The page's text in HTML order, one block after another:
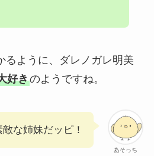
るように、ダレノガレ明美
好きのようですね。
あそっち
敵な姉妹だッピ！